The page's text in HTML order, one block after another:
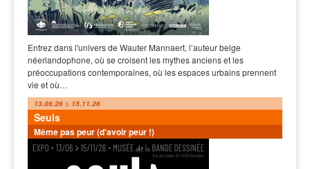
Entrez dans l'univers de Wauter Mannaert, l’auteur belge
néerlandophone, où se croisent les mythes anciens et les
préoccupations contemporaines, où les espaces urbains prennent
vie et où…
13.06.26 > 15.11.26
Seuls
Même pas peur (d'avoir peur !)